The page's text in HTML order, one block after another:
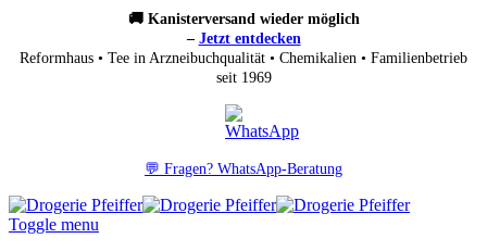
🚚 Kanisterversand wieder möglich
– Jetzt entdecken
Reformhaus • Tee in Arzneibuchqualität • Chemikalien • Familienbetrieb
seit 1969
💬 Fragen? WhatsApp-Beratung
Toggle menu